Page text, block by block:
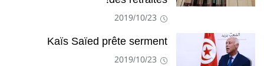
2019/10/23
Kaïs Saïed prête serment
2019/10/23